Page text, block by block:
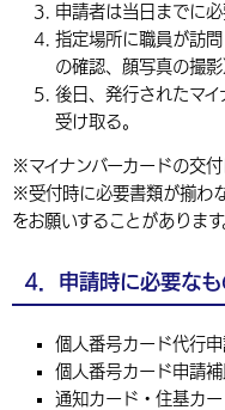
申請者は当日までに必
指定場所に職員が訪
の確認、顔写真の撮影
後日、発行されたマ
受け取る。
※マイナンバーカードの交
※受付時に必要書類が揃わ
をお願いすることがあります
4．申請時に必要なも
個人番号カード代行
個人番号カード申請
通知カード・住基カー